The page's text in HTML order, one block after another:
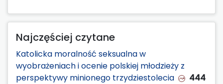
Najczęściej czytane
Katolicka moralność seksualna w
wyobrażeniach i ocenie polskiej młodzieży z
perspektywy minionego trzydziestolecia
444